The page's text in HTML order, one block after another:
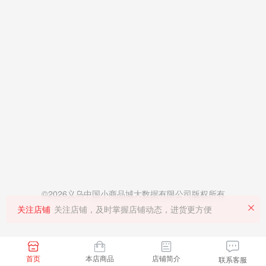
©2026义乌中国小商品城大数据有限公司版权所有
首页 本店商品 店铺简介 联系客服
关注店铺 关注店铺，及时掌握店铺动态，进货更方便